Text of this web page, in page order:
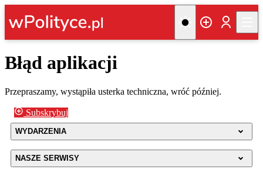
Błąd aplikacji
Przepraszamy, wystąpiła usterka techniczna, wróć później.
Subskrybuj
WYDARZENIA
NASZE SERWISY